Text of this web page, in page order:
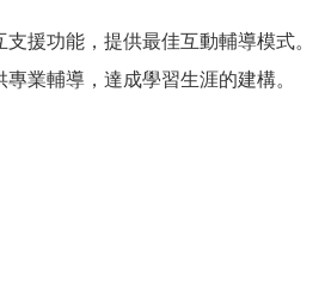
援功能，提供最佳互動輔導模式。
業輔導，達成學習生涯的建構。